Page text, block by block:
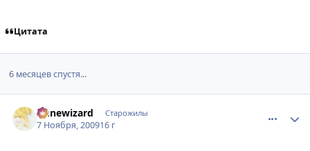
Цитата
6 месяцев спустя...
Аnnewizard Старожилы
7 Ноября, 200916 г